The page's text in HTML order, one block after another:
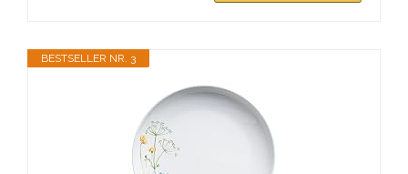
BESTSELLER NR. 3